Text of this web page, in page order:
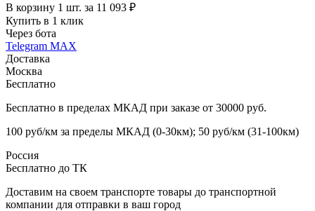
В корзину 1 шт. за 11 093 ₽
Купить в 1 клик
Через бота
Telegram MAX
Доставка
Москва
Бесплатно
Бесплатно в пределах МКАД при заказе от 30000 руб.
100 руб/км за пределы МКАД (0-30км); 50 руб/км (31-100км)
Россия
Бесплатно до ТК
Доставим на своем транспорте товары до транспортной
компании для отправки в ваш город